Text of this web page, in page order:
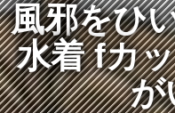
風邪をひ
水着 fカ
が